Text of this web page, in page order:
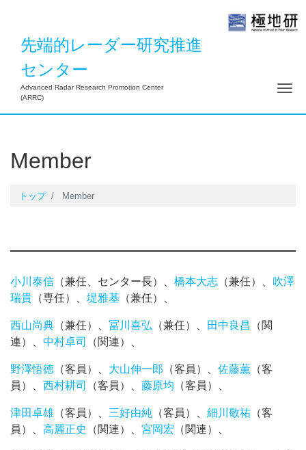
先端的レーダー研究推進
センター
Advanced Radar Research Promotion Center
(ARRC)
ナ
Member
トップ Member
小川泰信 （兼任、センター長）、 橋本大志 （兼任）、 吹澤
瑞貴 （専任）、 堤雅基 （兼任）、
西山尚典 （兼任）、 冨川喜弘 （兼任）、 田中良昌
（関
連）、 中村卓司 （関連）、
野澤悟徳 （客員）、 大山伸一郎 （客員）、 佐藤薫 （客
員）、 西村耕司 （客員）、 藤原均 （客員）、
津田卓雄 （客員）、 三好由純 （客員）、 細川敬祐 （客
員）、 高麗正史 （関連）、 宮岡宏 （関連）、